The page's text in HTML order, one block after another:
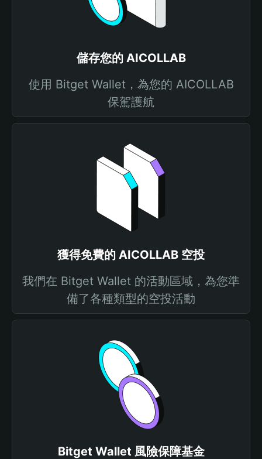
儲存您的 AICOLLAB
使用 Bitget Wallet，為您的 AICOLLAB
保駕護航
獲得免費的 AICOLLAB 空投
我們在 Bitget Wallet 的活動區域，為您準
備了各種類型的空投活動
Bitget Wallet 風險保障基金